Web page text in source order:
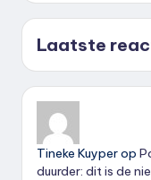
Laatste
Tineke Kuyperop
duurder: dit is de